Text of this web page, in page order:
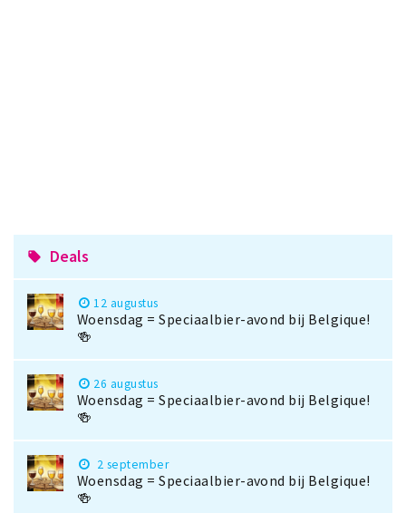
local_offer Deals
12 augustus
Woensdag = Speciaalbier-avond bij Belgique!
🍻
26 augustus
Woensdag = Speciaalbier-avond bij Belgique!
🍻
2 september
Woensdag = Speciaalbier-avond bij Belgique!
🍻